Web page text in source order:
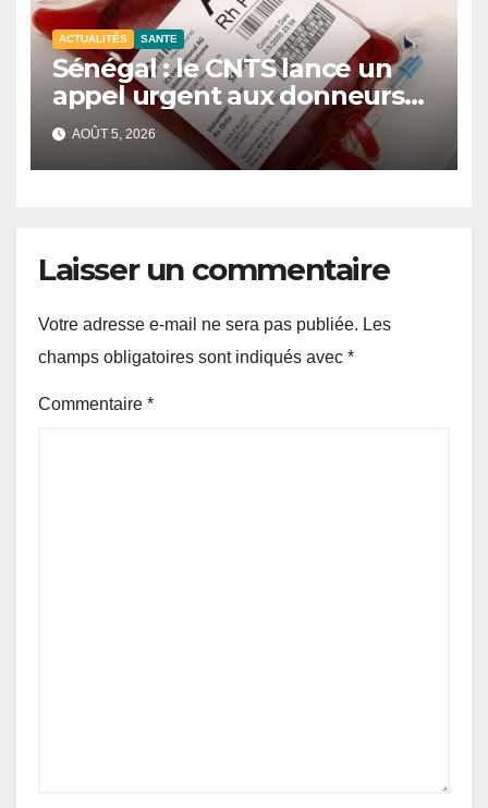
ACTUALITÉS SANTE
Sénégal : le CNTS lance un
appel urgent aux donneurs
face à une pénurie de sang.
AOÛT 5, 2026
Laisser un commentaire
Votre adresse e-mail ne sera pas publiée. Les
champs obligatoires sont indiqués avec *
Commentaire *